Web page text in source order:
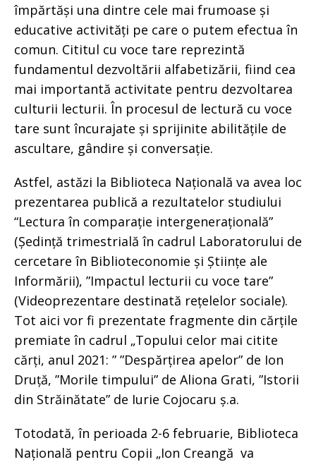
împărtăși una dintre cele mai frumoase și
educative activități pe care o putem efectua în
comun. Cititul cu voce tare reprezintă
fundamentul dezvoltării alfabetizării, fiind cea
mai importantă activitate pentru dezvoltarea
culturii lecturii. În procesul de lectură cu voce
tare sunt încurajate și sprijinite abilitățile de
ascultare, gândire și conversație.
Astfel, astăzi la Biblioteca Națională va avea loc
prezentarea publică a rezultatelor studiului
“Lectura în comparație intergenerațională”
(Ședință trimestrială în cadrul Laboratorului de
cercetare în Biblioteconomie și Științe ale
Informării), ”Impactul lecturii cu voce tare”
(Videoprezentare destinată rețelelor sociale).
Tot aici vor fi prezentate fragmente din cărțile
premiate în cadrul „Topului celor mai citite
cărți, anul 2021: ” ”Despărțirea apelor” de Ion
Druță, ”Morile timpului” de Aliona Grati, ”Istorii
din Străinătate” de Iurie Cojocaru ș.a.
Totodată, în perioada 2-6 februarie, Biblioteca
Națională pentru Copii „Ion Creangă va